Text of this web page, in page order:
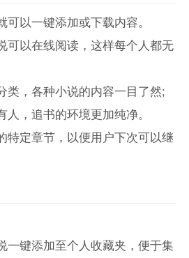
以一键添加或下载内容。
可以在线阅读，这样每个人都无
类，各种小说的内容一目了然;
，追书的环境更加纯净。
特定章节，以便用户下次可以继
一键添加至个人收藏夹，便于集